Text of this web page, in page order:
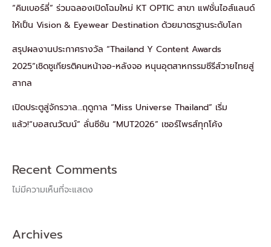
“คิมเบอร์ลี่” ร่วมฉลองเปิดโฉมใหม่ KT OPTIC สาขา แฟชั่นไอส์แลนด์
ให้เป็น Vision & Eyewear Destination ด้วยมาตรฐานระดับโลก
สรุปผลงานประกาศรางวัล “Thailand Y Content Awards
2025”เชิดชูเกียรติคนหน้าจอ-หลังจอ หนุนอุตสาหกรรมซีรีส์วายไทยสู่
สากล
เปิดประตูสู่จักรวาล…ฤดูกาล “Miss Universe Thailand” เริ่ม
แล้ว!“บอสณวัฒน์” ลั่นซีซัน “MUT2026” เซอร์ไพรส์ทุกโค้ง
Recent Comments
ไม่มีความเห็นที่จะแสดง
Archives